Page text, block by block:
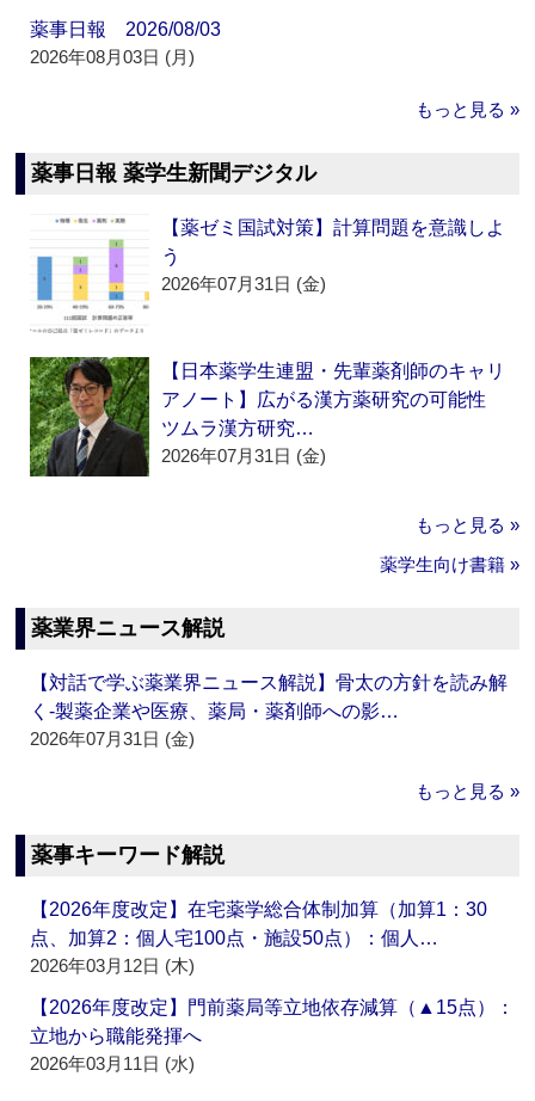
薬事日報 2026/08/03
2026年08月03日 (月)
もっと見る »
薬事日報 薬学生新聞デジタル
【薬ゼミ国試対策】計算問題を意識しよ
う
2026年07月31日 (金)
【日本薬学生連盟・先輩薬剤師のキャリ
アノート】広がる漢方薬研究の可能性
ツムラ漢方研究…
2026年07月31日 (金)
もっと見る »
薬学生向け書籍 »
薬業界ニュース解説
【対話で学ぶ薬業界ニュース解説】骨太の方針を読み解
く‐製薬企業や医療、薬局・薬剤師への影…
2026年07月31日 (金)
もっと見る »
薬事キーワード解説
【2026年度改定】在宅薬学総合体制加算（加算1：30
点、加算2：個人宅100点・施設50点）：個人…
2026年03月12日 (木)
【2026年度改定】門前薬局等立地依存減算（▲15点）：
立地から職能発揮へ
2026年03月11日 (水)